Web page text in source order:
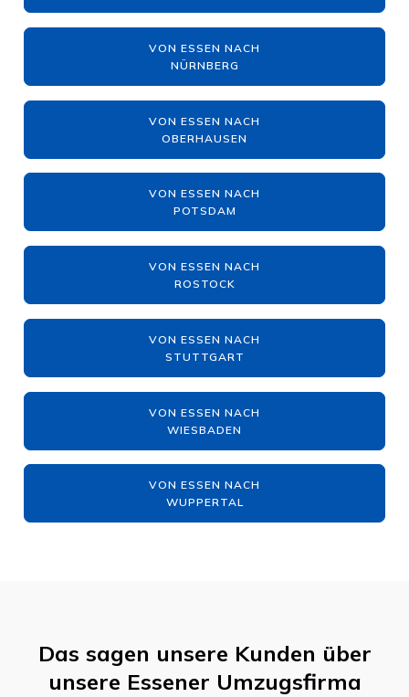
VON ESSEN NACH
NÜRNBERG
VON ESSEN NACH
OBERHAUSEN
VON ESSEN NACH
POTSDAM
VON ESSEN NACH
ROSTOCK
VON ESSEN NACH
STUTTGART
VON ESSEN NACH
WIESBADEN
VON ESSEN NACH
WUPPERTAL
Das sagen unsere Kunden über
unsere Essener Umzugsfirma